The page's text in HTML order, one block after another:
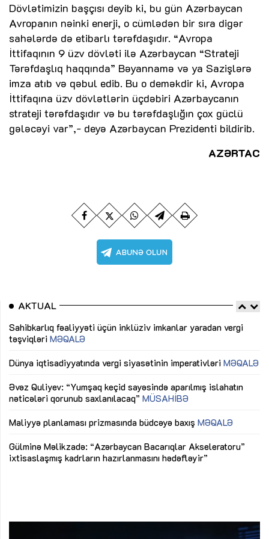
Dövlətimizin başçısı deyib ki, bu gün Azərbaycan
Avropanın nəinki enerji, o cümlədən bir sıra digər
sahələrdə də etibarlı tərəfdaşıdır. “Avropa
İttifaqının 9 üzv dövləti ilə Azərbaycan “Strateji
Tərəfdaşlıq haqqında” Bəyannamə və ya Sazişlərə
imza atıb və qəbul edib. Bu o deməkdir ki, Avropa
İttifaqına üzv dövlətlərin üçdəbiri Azərbaycanın
strateji tərəfdaşıdır və bu tərəfdaşlığın çox güclü
gələcəyi var”,- deyə Azərbaycan Prezidenti bildirib.
AZƏRTAC
AKTUAL
Sahibkarlıq fəaliyyəti üçün inklüziv imkanlar yaradan vergi
təşviqləri MƏQALƏ
Dünya iqtisadiyyatında vergi siyasətinin imperativləri MƏQALƏ
Əvəz Quliyev: “Yumşaq keçid sayəsində aparılmış islahatın
nəticələri qorunub saxlanılacaq” MÜSAHİBƏ
Maliyyə planlaması prizmasında büdcəyə baxış MƏQALƏ
Gülminə Məlikzadə: “Azərbaycan Bacarıqlar Akseleratoru”
ixtisaslaşmış kadrların hazırlanmasını hədəfləyir”